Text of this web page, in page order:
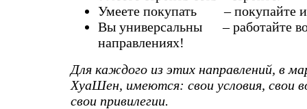
Умеете покупать – покупайте и
Вы универсальны – работайте во
направлениях!
Для каждого из этих направлений, в
ХуаШен, имеются: свои условия, свои
свои привилегии.